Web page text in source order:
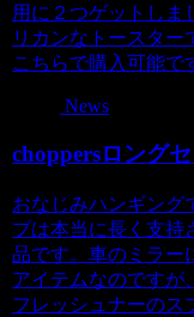
用に２つゲットしま
リカンなトースタ
こちらで購入可能で
News
choppersロング
おなじみハンギング
プは本当に長く支持
品です。車のミラー
アイテムなのですが
フレッシュナーのス